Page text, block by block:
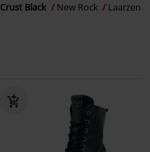
Crust Black New Rock Laarzen